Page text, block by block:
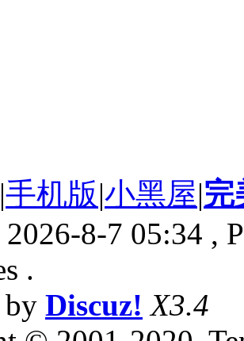
|手机版|小黑屋|完
8-7 05:34 ,
.
by Discuz! X3.4